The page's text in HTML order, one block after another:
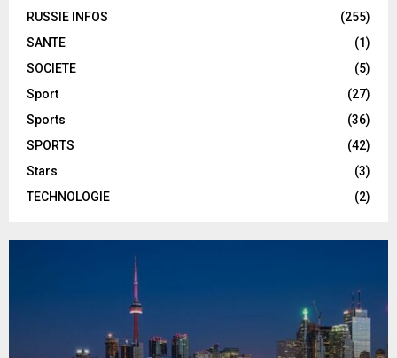
RUSSIE INFOS
(255)
SANTE
(1)
SOCIETE
(5)
Sport
(27)
Sports
(36)
SPORTS
(42)
Stars
(3)
TECHNOLOGIE
(2)